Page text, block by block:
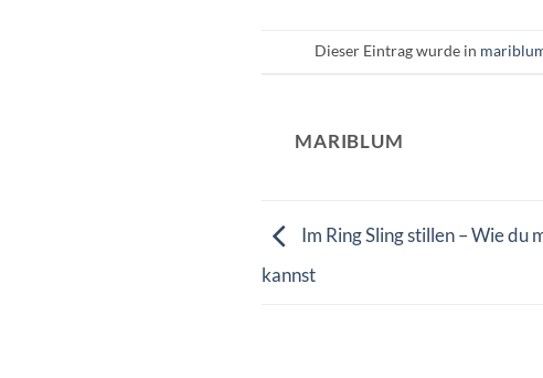
Dieser Eintrag wurde in
MARIBLUM
Im Ring Sling stillen – Wie du
kannst